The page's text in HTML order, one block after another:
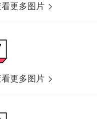
更多图片
更多图片